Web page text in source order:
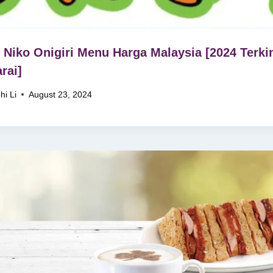
Niko Onigiri Menu Harga Malaysia [2024
Li August 23, 2024